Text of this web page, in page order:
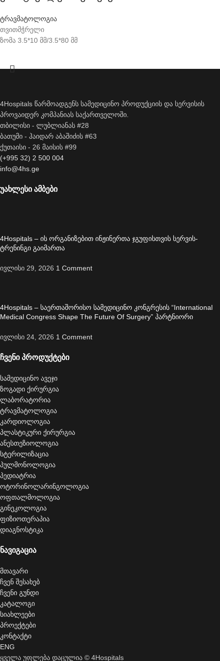
ტრავმატოლოგია
თვითმჭრელი
ზომა 3.5*10 მმ/3.5*80 მმ
4Hospitals წარმოადგენს სამედიცინო პროდუქციის და სერვისის
პროვაიდერ კომპანიას საქართველოში.
თბილისი - ლუბლიანას #28
ბათუმი - ჰაიდარ აბაშიძის #63
ქუთაისი - 26 მაისის #99
(+995 32) 2 500 004
info@4hs.ge
უახლესი ამბები
4Hospitals – ის ორგანიზებით ინჟინერთა ჯგუფისთვის სერვის-
ტრენინგი გაიმართა
ივლისი 29, 2026 1 Comment
4Hospitals – საერთაშორისო სამედიცინო კონგრესის “International
Medical Congress Shape The Future Of Surgery” პარტნიორი
ივლისი 24, 2026 1 Comment
ჩვენი პროდუქტები
სამედიცინო ავეჯი
ზოგადი ქირურგია
ლაბორატორია
ტრავმატოლოგია
კარდიოლოგია
პლასტიკური ქირურგია
ანესთეზიოლოგია
სტერილიზაცია
პულმონოლოგია
პედიატრია
ოტორინოლარინგოლოგია
ოფთალმოლოგია
გინეკოლოგია
ფიზიოთერაპია
დიაგნოსტიკა
ნავიგაცია
მთავარი
ჩვენ შესახებ
ჩვენი გუნდი
კატალოგი
სიახლეები
პროექტები
კონტაქტი
ENG
ყველა უფლება დაცულია © 4Hospitals